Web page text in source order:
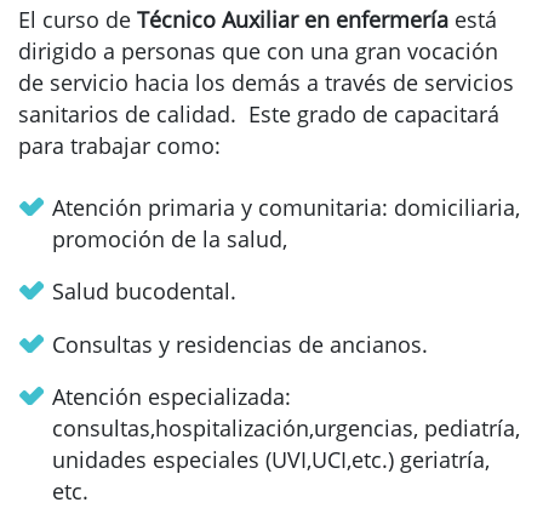
El curso de Técnico Auxiliar en enfermería está
dirigido a personas que con una gran vocación
de servicio hacia los demás a través de servicios
sanitarios de calidad. Este grado de capacitará
para trabajar como:
Atención primaria y comunitaria: domiciliaria,
promoción de la salud,
Salud bucodental.
Consultas y residencias de ancianos.
Atención especializada:
consultas,hospitalización,urgencias, pediatría,
unidades especiales (UVI,UCI,etc.) geriatría,
etc.